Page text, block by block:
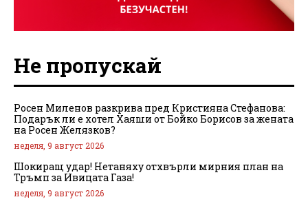
Не пропускай
Росен Миленов разкрива пред Кристияна Стефанова:
Подарък ли е хотел Хаяши от Бойко Борисов за жената
на Росен Желязков?
неделя, 9 август 2026
Шокиращ удар! Нетаняху отхвърли мирния план на
Тръмп за Ивицата Газа!
неделя, 9 август 2026